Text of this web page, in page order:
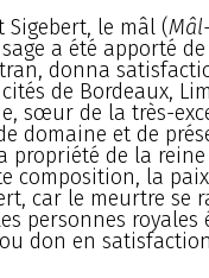
Sigebert, le mâl (
a été apporté
donna
de Bordeaux,
sœur de la très-
domaine et de
propriété de la
composition, la
car le meurtre se
personnes royales
don en